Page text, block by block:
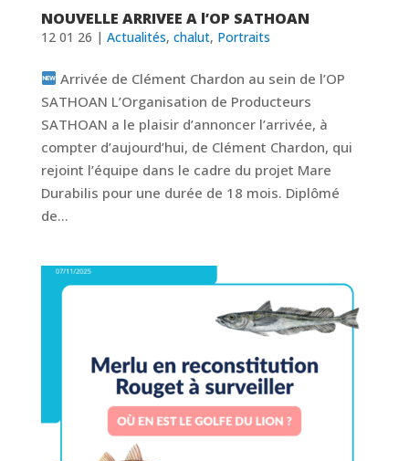
NOUVELLE ARRIVEE A l’OP SATHOAN
12 01 26 | Actualités, chalut, Portraits
Arrivée de Clément Chardon au sein de l’OP
SATHOAN L’Organisation de Producteurs
SATHOAN a le plaisir d’annoncer l’arrivée, à
compter d’aujourd’hui, de Clément Chardon, qui
rejoint l’équipe dans le cadre du projet Mare
Durabilis pour une durée de 18 mois. Diplômé
de...